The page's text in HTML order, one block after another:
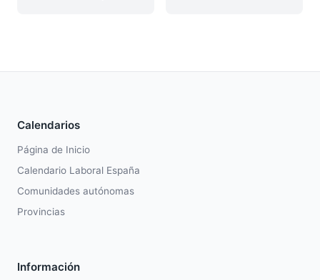
Calendarios
Página de Inicio
Calendario Laboral España
Comunidades autónomas
Provincias
Información